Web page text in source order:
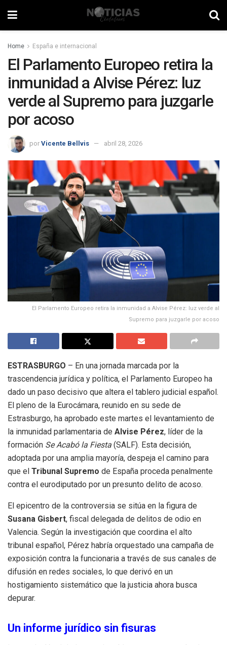
Home España e internacional
El Parlamento Europeo retira la
inmunidad a Alvise Pérez: luz
verde al Supremo para juzgarle
por acoso
por Vicente Bellvis abril 28, 2026
El Parlamento Europeo retira la inmunidad a Alvise Pérez: luz verde al
Supremo para juzgarle por acoso
ESTRASBURGO – En una jornada marcada por la
trascendencia jurídica y política, el Parlamento Europeo ha
dado un paso decisivo que altera el tablero judicial español.
El pleno de la Eurocámara, reunido en su sede de
Estrasburgo, ha aprobado este martes el levantamiento de
la inmunidad parlamentaria de Alvise Pérez, líder de la
formación Se Acabó la Fiesta (SALF). Esta decisión,
adoptada por una amplia mayoría, despeja el camino para
que el Tribunal Supremo de España proceda penalmente
contra el eurodiputado por un presunto delito de acoso.
El epicentro de la controversia se sitúa en la figura de
Susana Gisbert, fiscal delegada de delitos de odio en
Valencia. Según la investigación que coordina el alto
tribunal español, Pérez habría orquestado una campaña de
exposición contra la funcionaria a través de sus canales de
difusión en redes sociales, lo que derivó en un
hostigamiento sistemático que la justicia ahora busca
depurar.
Un informe jurídico sin fisuras